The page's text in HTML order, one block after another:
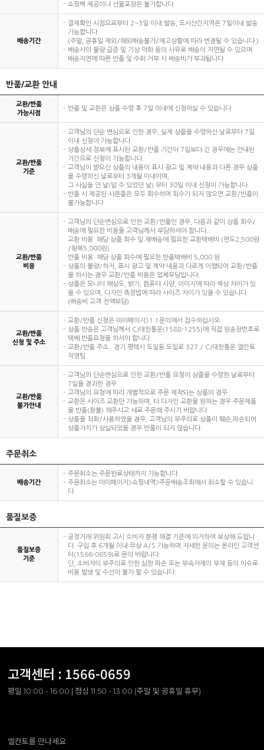
쇼핑백 제공이나 선물포장은 불가합니다.
배송기간
결제확인 시점으로부터 2~3일 이내 발송, 도서산간지역은 7일이내 발송
가능합니다.
(주말, 공휴일 제외/해외배송불가/재고상황에 따라 변경될 수 있습니다.)
배송사의 물량 급증 및 기상 악화 등의 사유로 배송이 지연될 수 있으며
배송지연에 따른 반품 및 수취 거부 시 배송비가 부과됩니다.
반품/교환 안내
교환/반품
가능시점
반품 및 교환은 상품 수령 후 7일 이내에 신청하실 수 있습니다.
교환/반품
기준
고객님의 단순 변심으로 인한 경우, 실제 상품을 수령하신 날로부터 7일
이내 신청이 가능합니다.
상품상세 정보에 표시된 교환/반품 기간이 7일보다 긴 경우에는 안내된
기간으로 신청이 가능합니다.
고객님이 받으신 상품의 내용이 표시 광고 및 계약 내용과 다른 경우 상품
을 수령하신 날로부터 3개월 이내이며,
그 사실을 안 날(알 수 있었던 날) 부터 30일 이내 신청이 가능합니다.
반품 시 제공된 사은품은 모두 회수하며 회수가 되지 않으면 교환/반품이
불가능합니다.
교환/반품
비용
고객님의 단순변심으로 인한 교환/반품인 경우, 다음과 같이 상품 회수/
배송에 필요한 비용을 고객님께서 부담하셔야 합니다.
교환 비용: 해당 상품 회수 및 재배송에 필요한 교환택배비 (편도2,500원
/왕복5,000원)
반품 비용: 해당 상품 회수에 필요한 반품택배비 5,000 원
상품의 불량/하자, 표시 광고 및 계약 내용과 다르게 이행되어 교환/반품
을 하시는 경우 교환/반품 비용은 업체부담입니다.
상품은 모니터 해상도, 밝기, 컴퓨터 사양, 이미지에 따라 색상 차이가 있
을 수 있으며, 디자인 측정법에 따라 사이즈 차이가 있을 수 있습니다.
(배송비 고객 전액부담)
교환/반품
신청 및 주소
교환/반품 신청은 마이페이지>1:1문의에서 접수하십시오.
상품 반송은 고객님께서 CJ대한통운(1588-1255)에 직접 원송장번호로
택배 반품요청을 하셔야 합니다.
교환/반품 주소 : 경기 평택시 도일동 도일로 327 / CJ대한통운 엘칸토
직영팀
교환/반품
불가안내
고객님의 단순변심으로 인한 교환/반품 요청이 상품을 수령한 날로부터
7일을 경과한 경우
고객님의 요청에 따라 개별적으로 주문 제작되는 상품의 경우
교환은 사이즈 교환만 가능하며, 타 디자인 교환을 원하는 경우 주문제품
을 반품(환불) 해주시고 새로 주문해 주시기 바랍니다
상품을 착화/사용하였을 경우, 고객님의 부주의로 상품이 훼손,파손되어
상품가치가 상실되었을 경우 반품이 되지 않습니다.
주문취소
배송기간
주문취소는 주문완료상태까지 가능합니다.
주문취소는 마이페이지>쇼핑내역>주문배송조회에서 취소할 수 있습니
다.
품질보증
품질보증
기준
공정거래 위원회 고시 소비자 분쟁 해결 기준에 의거하여 보상해 드립니
다. 구입 후 6개월 이내 무상 A/S 가능하며 자세한 문의는 온라인 고객센
터(1566-0659)로 문의 바랍니다.
단, 소비자의 부주의로 인한 심한 파손 또는 부속자재의 부재 등의 이슈로
비용 발생 및 수선이 불가 할 수 있습니다.
고객센터 : 1566-0659
평일 10:00 - 16:00 | 점심 11:50 - 13:00 (주말 및 공휴일 휴무)
엘칸토를 만나세요